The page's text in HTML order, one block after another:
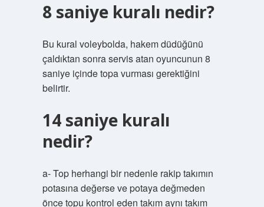
8 saniye kuralı nedir?
Bu kural voleybolda, hakem düdüğünü
çaldıktan sonra servis atan oyuncunun 8
saniye içinde topa vurması gerektiğini
belirtir.
14 saniye kuralı
nedir?
a- Top herhangi bir nedenle rakip takımın
potasına değerse ve potaya değmeden
önce topu kontrol eden takım aynı takım